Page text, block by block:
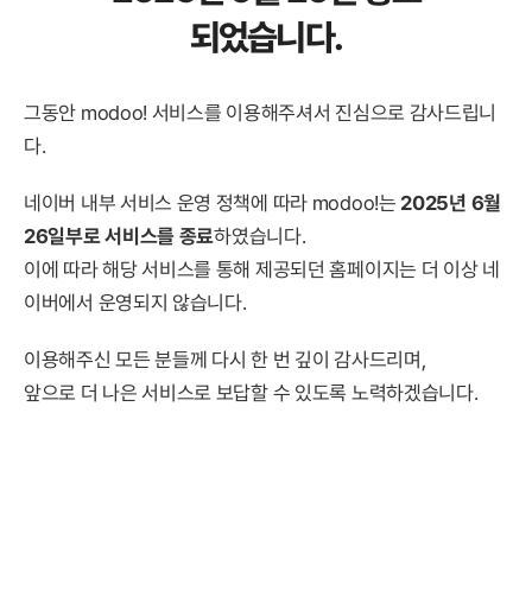
되었습니다.
그동안 modoo! 서비스를 이용해주셔서 진심으로 감사드립니
다.
네이버 내부 서비스 운영 정책에 따라 modoo!는 2025년 6월
26일부로 서비스를 종료하였습니다.
이에 따라 해당 서비스를 통해 제공되던 홈페이지는 더 이상 네
이버에서 운영되지 않습니다.
이용해주신 모든 분들께 다시 한 번 깊이 감사드리며,
앞으로 더 나은 서비스로 보답할 수 있도록 노력하겠습니다.